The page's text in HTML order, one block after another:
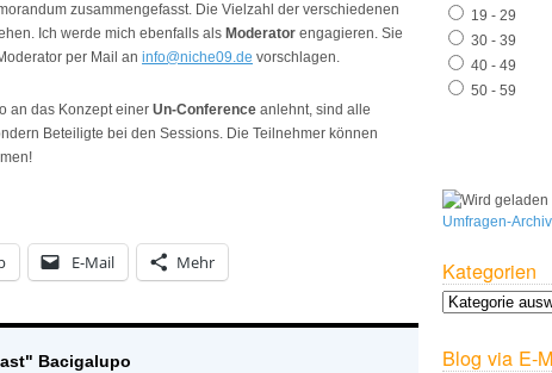
zusammengefasst. Die Vielzahl der verschiedenen
Ich werde mich ebenfalls als Moderator engagieren. Sie
per Mail an info@niche09.de vorschlagen.
an das Konzept einer Un-Conference anlehnt, sind alle
Beteiligte bei den Sessions. Die Teilnehmer können
E-Mail Mehr
Bacigalupo
19 - 29
30 - 39
40 - 49
50 - 59
Umfragen-Archiv
Kategorien
Blog via E-